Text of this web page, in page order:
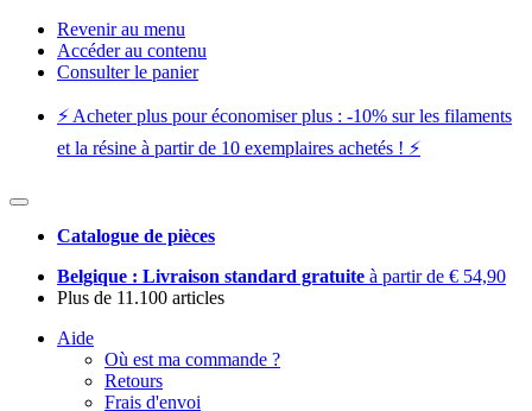
Revenir au menu
Accéder au contenu
Consulter le panier
⚡️ Acheter plus pour économiser plus : -10% sur les filaments
et la résine à partir de 10 exemplaires achetés ! ⚡️
Catalogue de pièces
Belgique : Livraison standard gratuite à partir de € 54,90
Plus de 11.100 articles
Aide
Où est ma commande ?
Retours
Frais d'envoi